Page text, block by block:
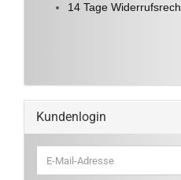
14 Tage
Kundenlogin
E-
Mail-